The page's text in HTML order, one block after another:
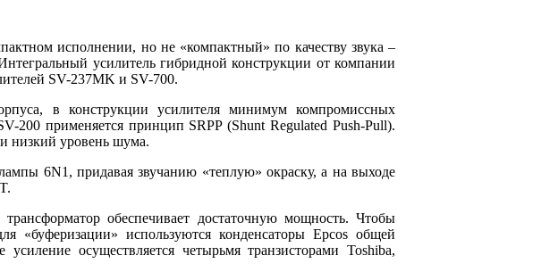
исполнении, но не «компактный» по качеству звука –
усилитель гибридной конструкции от компании
SV-237MK и SV-700.
в конструкции усилителя минимум компромиссных
200 применяется принцип SRPP (Shunt Regulated Push-Pull).
низкий уровень шума.
6N1, придавая звучанию «теплую» окраску, а на выходе
обеспечивает достаточную мощность. Чтобы
«буферизации» используются конденсаторы Epcos общей
осуществляется четырьмя транзисторами Toshiba,